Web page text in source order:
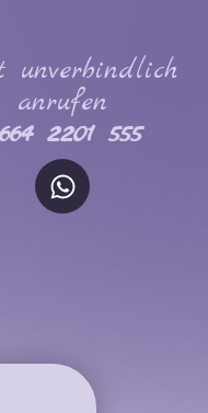
unverbindlich
anrufen
2201 555